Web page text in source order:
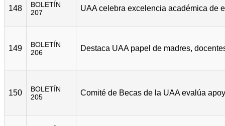
148
BOLETÍN
207
149
BOLETÍN
206
150
BOLETÍN
205